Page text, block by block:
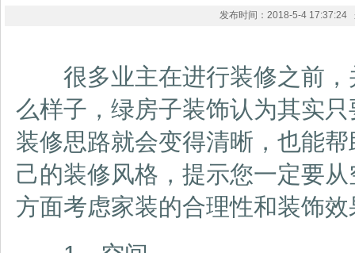
发布时间：2018-5-4
很多业主在进行装修之前，
么样子，绿房子装饰认为其实
装修思路就会变得清晰，也能
己的装修风格，提示您一定要
方面考虑家装的合理性和装饰效